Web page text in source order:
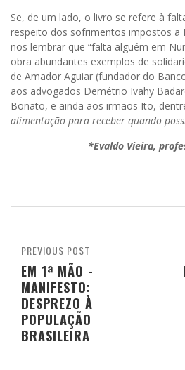
Se, de um lado, o livro se refere à
respeito dos sofrimentos impostos a
nos lembrar que “falta alguém em
obra abundantes exemplos de
de Amador Aguiar (fundador do
aos advogados Demétrio Ivahy
Bonato, e ainda aos irmãos Ito,
alimentação para receber quando
*Evaldo Vieira,
PREVIOUS POST
EM 1ª MÃO -
MANIFESTO:
DESPREZO À
POPULAÇÃO
BRASILEIRA